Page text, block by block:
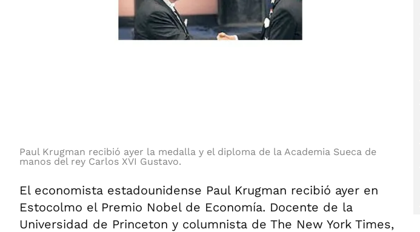
Paul Krugman recibió ayer la medalla y el diploma de la Academia Sueca de
manos del rey Carlos XVI Gustavo.
El economista estadounidense Paul Krugman recibió ayer en
Estocolmo el Premio Nobel de Economía. Docente de la
Universidad de Princeton y columnista de The New York Times,